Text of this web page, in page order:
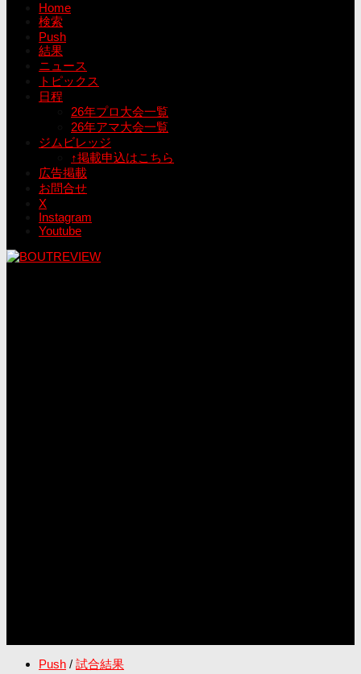
Home
検索
Push
結果
ニュース
トピックス
日程
26年プロ大会一覧
26年アマ大会一覧
ジムビレッジ
↑掲載申込はこちら
広告掲載
お問合せ
X
Instagram
Youtube
Push / 試合結果